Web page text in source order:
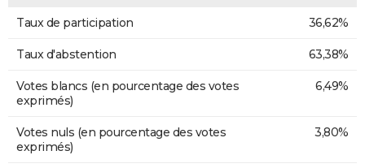
Taux de participation 36,62%
Taux d'abstention 63,38%
Votes blancs (en pourcentage des votes
exprimés)
6,49%
Votes nuls (en pourcentage des votes
exprimés)
3,80%